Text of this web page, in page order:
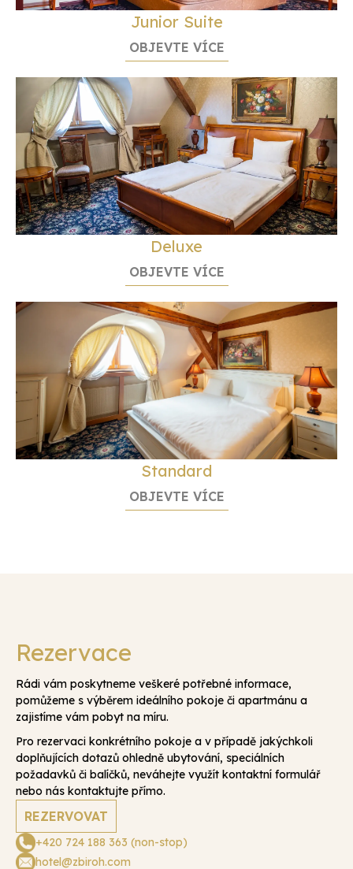
Junior Suite
OBJEVTE VÍCE
Deluxe
OBJEVTE VÍCE
Standard
OBJEVTE VÍCE
Rezervace
Rádi vám poskytneme veškeré potřebné informace,
pomůžeme s výběrem ideálního pokoje či apartmánu a
zajistíme vám pobyt na míru.
Pro rezervaci konkrétního pokoje a v případě jakýchkoli
doplňujících dotazů ohledně ubytování, speciálních
požadavků či balíčků, neváhejte využít kontaktní formulář
nebo nás kontaktujte přímo.
REZERVOVAT
+420 724 188 363 (non-stop)
hotel@zbiroh.com